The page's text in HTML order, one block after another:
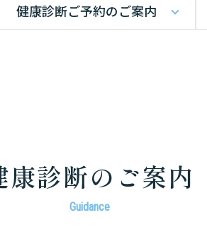
健康診断ご予約のご案内
康診断のご案内
Guidance